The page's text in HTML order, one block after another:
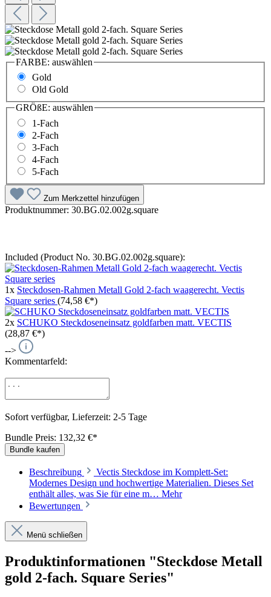
FARBE: auswählen
Gold
Old Gold
GRÖßE: auswählen
1-Fach
2-Fach
3-Fach
4-Fach
5-Fach
Zum Merkzettel hinzufügen
Produktnummer: 30.BG.02.002g.square
Included (Product No. 30.BG.02.002g.square):
1x Steckdosen-Rahmen Metall Gold 2-fach waagerecht. Vectis
Square series (74,58 €*)
2x SCHUKO Steckdoseneinsatz goldfarben matt. VECTIS
(28,87 €*)
-->
Kommentarfeld:
Sofort verfügbar, Lieferzeit: 2-5 Tage
Bundle Preis: 132,32 €*
Bundle kaufen
Beschreibung
Vectis Steckdose im Komplett-Set:
Modernes Design und hochwertige Materialien. Dieses Set
enthält alles, was Sie für eine m… Mehr
Bewertungen
Menü schließen
Produktinformationen "Steckdose Metall
gold 2-fach. Square Series"